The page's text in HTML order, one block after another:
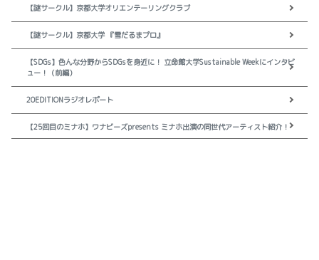
【謎サークル】京都大学オリエンテーリングクラブ
【謎サークル】京都大学 『雪だるまプロ』
【SDGs】色んな分野からSDGsを身近に！ 立命館大学Sustainable Weekにインタビ
ュー！（前編）
20EDITIONラジオレポート
【25回目のミナホ】ワナビーズpresents ミナホ出演の同世代アーティスト紹介！